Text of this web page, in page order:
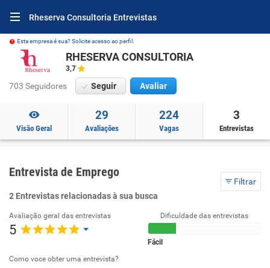
Rheserva Consultoria Entrevistas
Esta empresa é sua? Solicite acesso ao perfil.
RHESERVA CONSULTORIA
3,7
703 Seguidores Seguir Avaliar
Visão Geral
29
Avaliações
224
Vagas
3
Entrevistas
Entrevista de Emprego
Filtrar
2 Entrevistas relacionadas à sua busca
Avaliação geral das entrevistas
5
Dificuldade das entrevistas
Fácil
Como voce obter uma entrevista?